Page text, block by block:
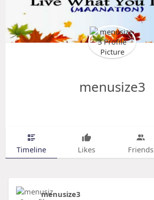
menusize3
Timeline Likes Friends
menusize3